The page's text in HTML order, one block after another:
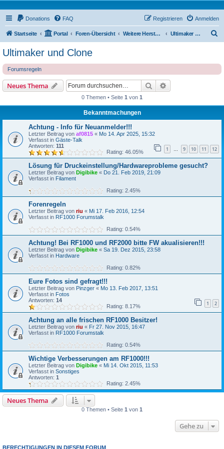
Donations FAQ Anmelden
Registrieren
Startseite Portal Foren-Übersicht Weitere Hersteller Ultimaker und Clone
Ultimaker und Clone
Forumsregeln
Neues Thema Suche
0 Themen • Seite 1 von 1
Bekanntmachungen
Achtung - Info für Neuanmelder!!!
Letzter Beitrag von af0815 « Mo 14. Apr 2025, 15:32
Verfasst in Gäste-Talk
Antworten: 111 1 … 9 10 11 12
Rating: 46.05%
Lösung für Druckeinstellung/Hardwareprobleme gesucht?
Letzter Beitrag von Digibike « Do 21. Feb 2019, 21:09
Verfasst in Filament
Rating: 2.45%
Forenregeln
Letzter Beitrag von riu « Mi 17. Feb 2016, 12:54
Verfasst in RF1000 Forumstalk
Rating: 0.54%
Achtung! Bei RF1000 und RF2000 bitte FW akualisieren!!!
Letzter Beitrag von Digibike « Sa 19. Dez 2015, 23:58
Verfasst in Hardware
Rating: 0.82%
Eure Fotos sind gefragt!!!
Letzter Beitrag von Pinzger « Mo 13. Feb 2017, 13:51
Verfasst in Fotos
Antworten: 14 1 2
Rating: 8.17%
Achtung an alle frischen RF1000 Besitzer!
Letzter Beitrag von riu « Fr 27. Nov 2015, 16:47
Verfasst in RF1000 Forumstalk
Rating: 0.54%
Wichtige Verbesserungen am RF1000!!!
Letzter Beitrag von Digibike « Mi 14. Okt 2015, 11:53
Verfasst in Sonstiges
Antworten: 1
Rating: 2.45%
Neues Thema
0 Themen • Seite 1 von 1
Gehe zu
BERECHTIGUNGEN IN DIESEM FORUM